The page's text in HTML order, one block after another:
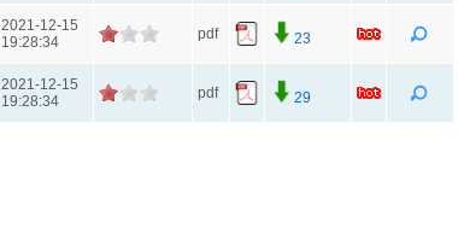
2021-12-15
19:28:34
pdf 23
2021-12-15
19:28:34
pdf 29